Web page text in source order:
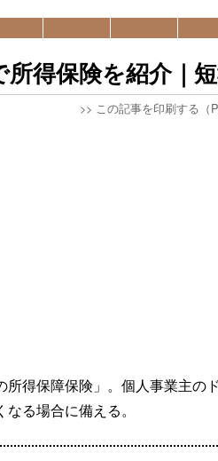
得保険を紹介｜
>> この記事を印刷する（
得保障保険」。個人事業主の
る場合に備える。